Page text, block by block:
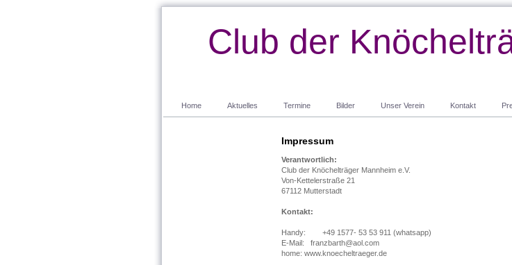
Club der
Home Aktuelles Termine Bilder Unser Verein Kontakt
Impressum
Verantwortlich:
Club der Knöchelträger Mannheim e.V.
Von-Kettelerstraße 21
67112 Mutterstadt
Kontakt:
Handy: +49 1577- 53 53 911 (whatsapp)
E-Mail: franzbarth@aol.com
home: www.knoecheltraeger.de